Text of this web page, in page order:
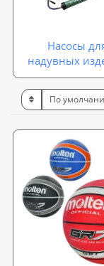
Насосы
надувных